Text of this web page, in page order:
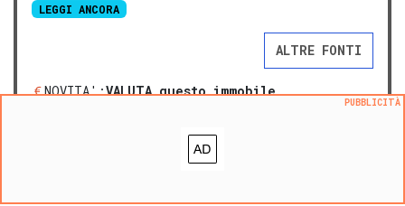
LEGGI ANCORA
ALTRE FONTI
NOVITA':VALUTA questo immobile
prezzo medio casa indipendente a Villa Faraldi
PUBBLICITÀ